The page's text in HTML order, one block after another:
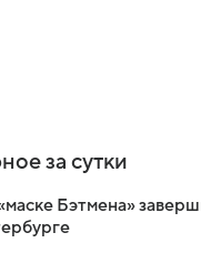
за сутки
Бэтмена»